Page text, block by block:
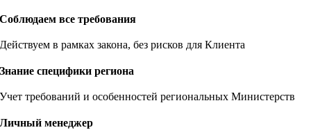
Соблюдаем все требования
Действуем в рамках закона, без рисков для Клиента
Знание специфики региона
Учет требований и особенностей региональных Министерств
Личный менеджер